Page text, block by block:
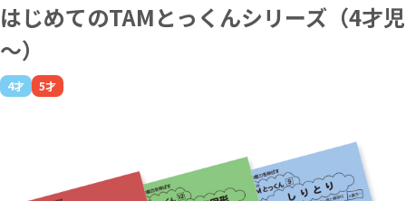
はじめてのTAMとっくんシリーズ（4才児
～）
4才 5才